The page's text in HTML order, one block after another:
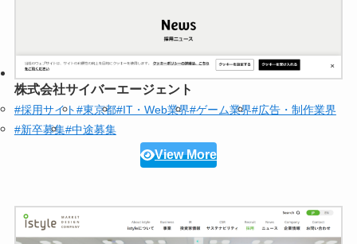
株式会社サイバーエージェント
#採用サイト#東京都#IT・Web業界#ゲーム業界#広告・制作業界
#新卒募集#中途募集
View More